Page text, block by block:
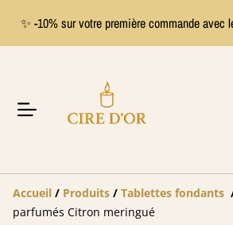
✨ -10% sur votre première commande avec
Accueil / Produits / Tablettes fondants
parfumés Citron meringué